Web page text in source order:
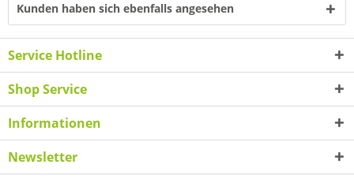
Kunden haben sich ebenfalls angesehen
Service Hotline
Shop Service
Informationen
Newsletter